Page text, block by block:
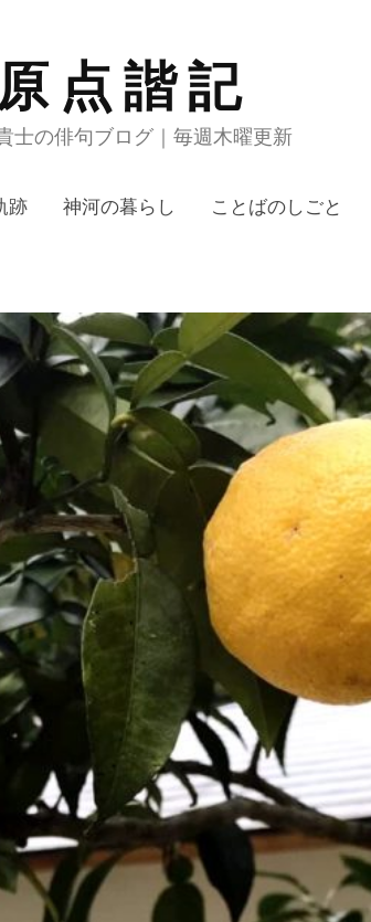
原点諧記
士の俳句ブログ｜毎週木曜更新
跡 神河の暮らし ことばのしごと